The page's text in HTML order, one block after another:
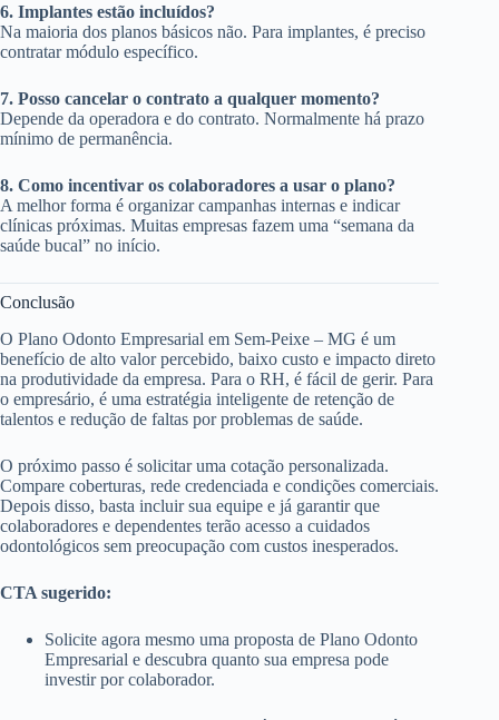
6. Implantes estão incluídos?
Na maioria dos planos básicos não. Para implantes, é preciso
contratar módulo específico.
7. Posso cancelar o contrato a qualquer momento?
Depende da operadora e do contrato. Normalmente há prazo
mínimo de permanência.
8. Como incentivar os colaboradores a usar o plano?
A melhor forma é organizar campanhas internas e indicar
clínicas próximas. Muitas empresas fazem uma “semana da
saúde bucal” no início.
Conclusão
O Plano Odonto Empresarial em Sem-Peixe – MG é um
benefício de alto valor percebido, baixo custo e impacto direto
na produtividade da empresa. Para o RH, é fácil de gerir. Para
o empresário, é uma estratégia inteligente de retenção de
talentos e redução de faltas por problemas de saúde.
O próximo passo é solicitar uma cotação personalizada.
Compare coberturas, rede credenciada e condições comerciais.
Depois disso, basta incluir sua equipe e já garantir que
colaboradores e dependentes terão acesso a cuidados
odontológicos sem preocupação com custos inesperados.
CTA sugerido:
Solicite agora mesmo uma proposta de Plano Odonto
Empresarial e descubra quanto sua empresa pode
investir por colaborador.